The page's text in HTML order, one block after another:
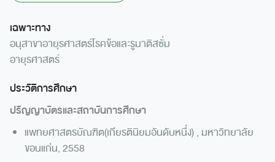
เฉพาะทาง
อนุสาขาอายุรศาสตร์โรคข้อและรูมาติสซั่ม
อายุรศาสตร์
ประวัติการศึกษา
ปริญญาบัตรและสถาบันการศึกษา
แพทยศาสตรบัณฑิต(เกียรตินิยมอันดับหนึ่ง) , มหาวิทยาลัย
ขอนแก่น, 2558